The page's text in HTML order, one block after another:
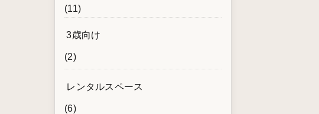
(11)
3歳向け
(2)
レンタルスペース
(6)